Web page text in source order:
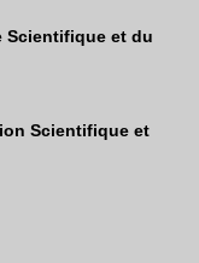
Scientifique et du
Scientifique et